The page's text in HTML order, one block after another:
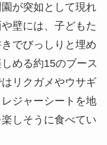
が突如として現れ
壁には、子どもた
でびっしりと埋め
める約15のブース
リクガメやウサギ
ジャーシートを地
しそうに食べてい